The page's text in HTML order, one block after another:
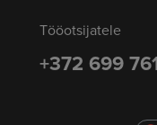
Tööotsijatele
+372 699